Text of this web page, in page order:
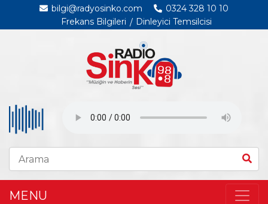
bilgi@radyosinko.com
0324 328 10 10
Frekans Bilgileri
Dinleyici Temsilcisi
MENU